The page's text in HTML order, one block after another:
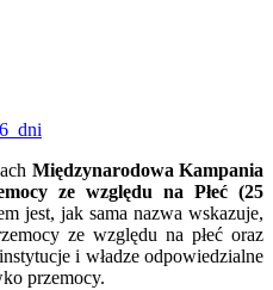
Międzynarodowa Kampania
ze względu na Płeć (25
jest, jak sama nazwa wskazuje,
ze względu na płeć oraz
i władze odpowiedzialne
przemocy.